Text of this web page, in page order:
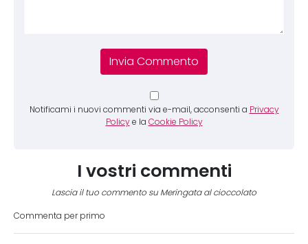
Notificami i nuovi commenti via e-mail, acconsenti a Privacy
Policy e la Cookie Policy
I vostri commenti
Lascia il tuo commento su Meringata al cioccolato
Commenta per primo